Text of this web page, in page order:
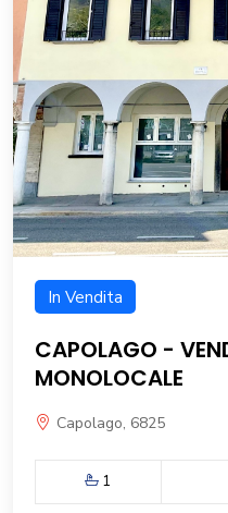
In Vendita
CAPOLAGO -
MONOLOCALE
Capolago, 6825
1